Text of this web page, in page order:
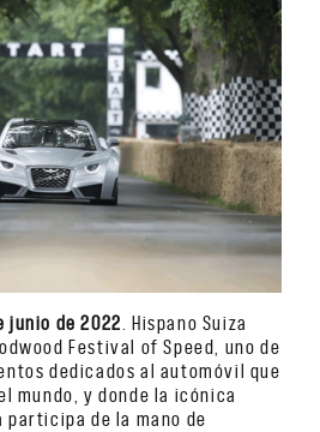
junio de 2022
. Hispano Suiza
Festival of Speed, uno de
dedicados al automóvil que
mundo, y donde la icónica
participa de la mano de